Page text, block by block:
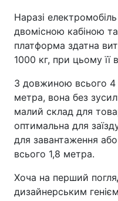
Наразі
двомісною кабіною
платформа здатна
1000 кг, при цьому її
З довжиною всього
метра, вона без
малий склад для
оптимальна для
для завантаження
всього 1,8 метра.
Хоча на перший
дизайнерським